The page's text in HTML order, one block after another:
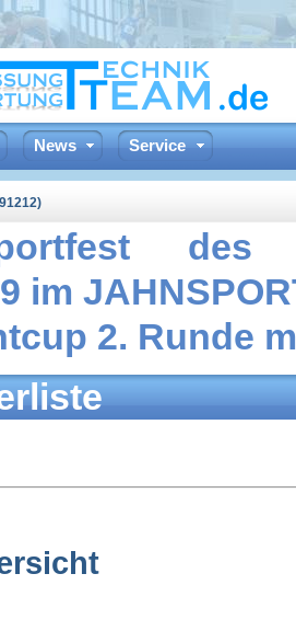
News Service
im
2. Runde